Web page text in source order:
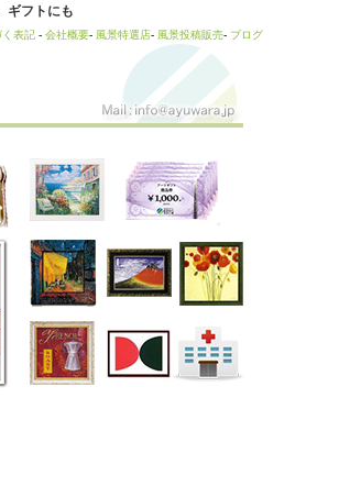
ギフトにも
く表記 - 会社概要- 風景特選店- 風景投稿販売- ブログ